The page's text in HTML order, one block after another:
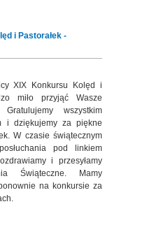
i Pastorałek -
XIX Konkursu Kolęd i
miło przyjąć Wasze
wszystkim
i dziękujemy za piękne
W czasie świątecznym
pod linkiem
i przesyłamy
Świąteczne. Mamy
na konkursie za